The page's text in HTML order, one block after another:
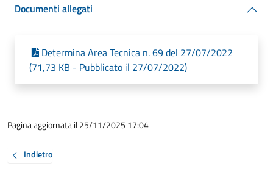
Documenti allegati
Determina Area Tecnica n. 69 del 27/07/2022
(71,73 KB - Pubblicato il 27/07/2022)
Pagina aggiornata il 25/11/2025 17:04
Indietro